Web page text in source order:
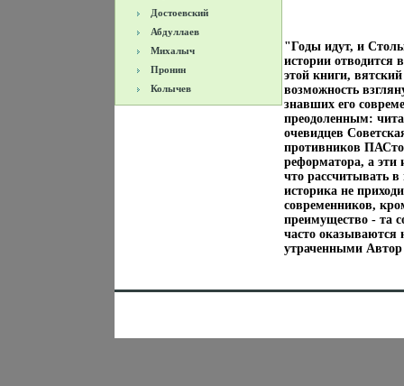
Достоевский
Абдуллаев
Михалыч
Пронин
Колычев
"Годы идут, и
истории отводится
этой книги,
возможность
знавших его
преодоленным:
очевидцев
противников
реформатора, а эти
что рассчитывать в
историка не
современников,
преимущество - та
часто оказываются
утраченными